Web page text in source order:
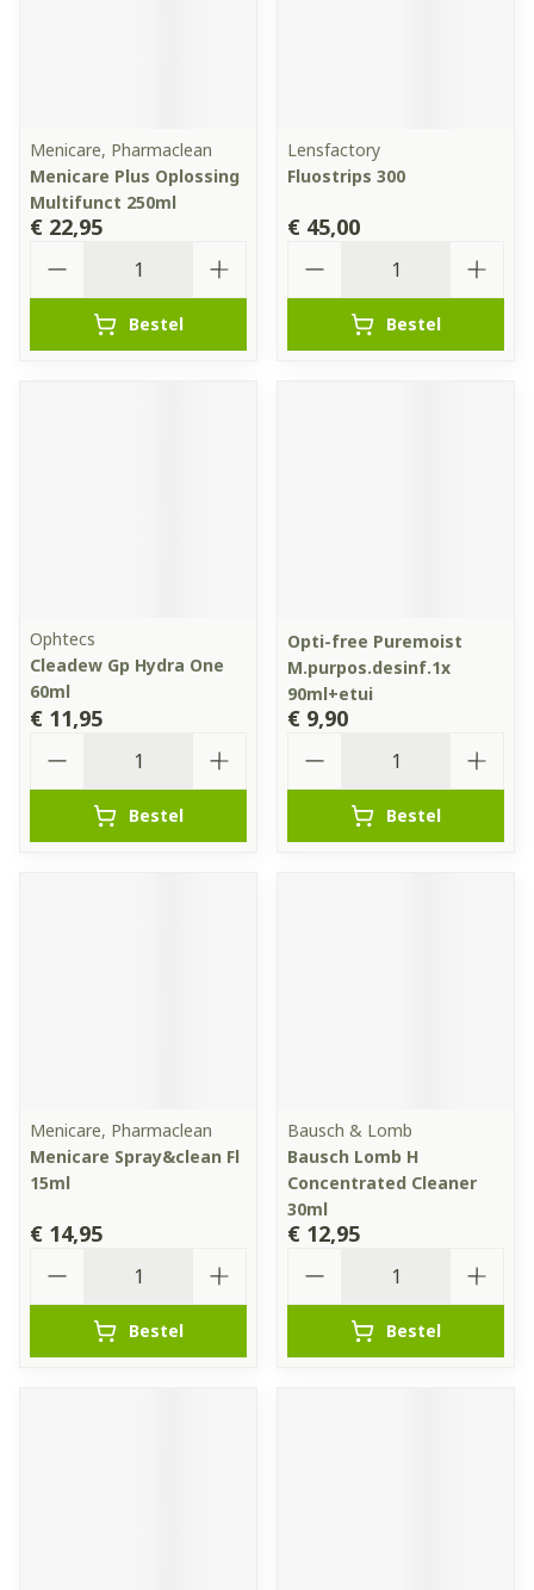
Menicare, Pharmaclean
Menicare Plus Oplossing
Multifunct 250ml
€ 22,95
Bestel
Lensfactory
Fluostrips 300
€ 45,00
Bestel
Ophtecs
Cleadew Gp Hydra One
60ml
€ 11,95
Bestel
Opti-free Puremoist
M.purpos.desinf.1x
90ml+etui
€ 9,90
Bestel
Menicare, Pharmaclean
Menicare Spray&clean Fl
15ml
€ 14,95
Bestel
Bausch & Lomb
Bausch Lomb H
Concentrated Cleaner
30ml
€ 12,95
Bestel